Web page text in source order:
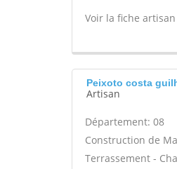
Voir la fiche artisan
Peixoto costa
Artisan
Département: 08
Construction de
Terrassement -